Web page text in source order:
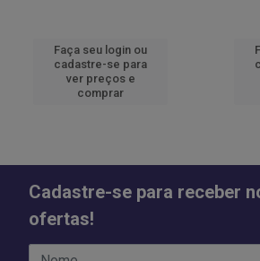
Faça seu login ou
cadastre-se para
ver preços e
comprar
Cadastre-se para receber
ofertas!